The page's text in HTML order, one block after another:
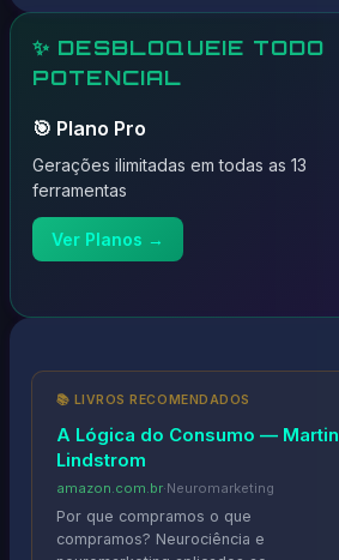
✨ DESBLOQUEIE TODO
POTENCIAL
🎯 Plano Pro
Gerações ilimitadas em todas as 13
ferramentas
Ver Planos →
📚 LIVROS RECOMENDADOS
A Lógica do Consumo — Martin
Lindstrom
amazon.com.br·Neuromarketing
Por que compramos o que
compramos? Neurociência e